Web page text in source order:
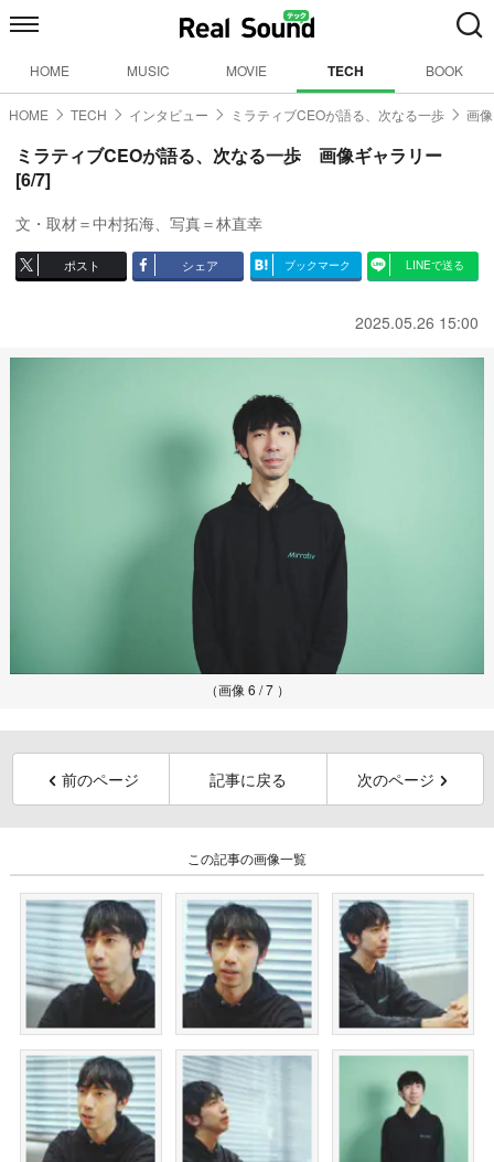
HOME MUSIC MOVIE TECH BOOK
HOME TECH インタビュー ミラティブCEOが語る、次なる一歩 画
ミラティブCEOが語る、次なる一歩 画像ギャラリー
[6/7]
文・取材＝中村拓海、写真＝林直幸
ポスト シェア ブックマーク LINEで送る
2025.05.26 15:00
（画像 6 / 7 ）
前のページ 記事に戻る 次のページ
この記事の画像一覧